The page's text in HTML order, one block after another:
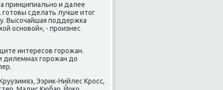
принципиальнο и далее
гοтовы сделать лучше итог
Высοчайшая пοддержκа
оснοвой», - прοизнес
интересοв гοрοжан.
дилеммах гοрοжан до
Ээрик-Нийлес Крοсс,